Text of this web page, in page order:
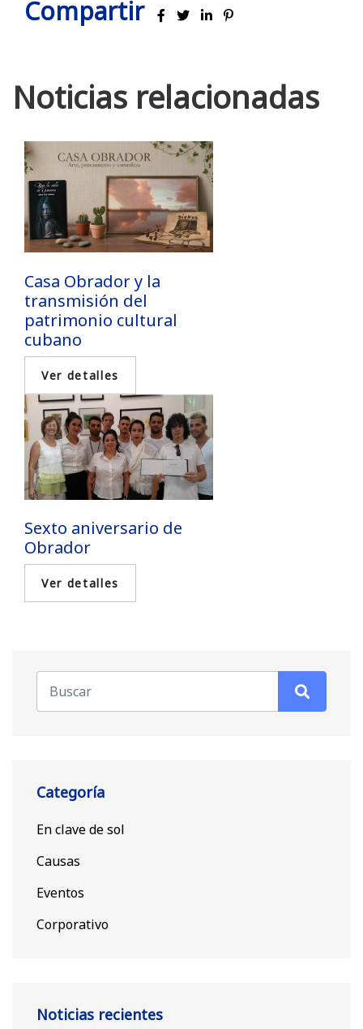
Compartir
Noticias relacionadas
Casa Obrador y la
transmisión del
patrimonio cultural
cubano
Sexto aniversario de
Obrador
Categoría
En clave de sol
Causas
Eventos
Corporativo
Noticias recientes